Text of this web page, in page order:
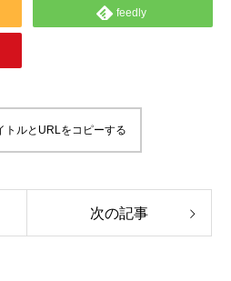
feedly
トルとURLをコピーする
次の記事